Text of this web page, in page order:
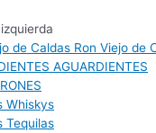
Ron Viejo de
AGUARDIENTES
RONES
Whiskys
Tequilas